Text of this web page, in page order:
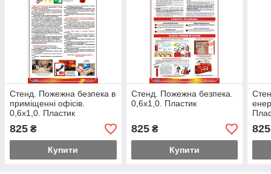
Стенд. Пожежна безпека в
приміщенні офісів.
0,6х1,0. Пластик
825 ₴
Купити
Стенд. Пожежна безпека.
0,6х1,0. Пластик
825₴
Купити
825